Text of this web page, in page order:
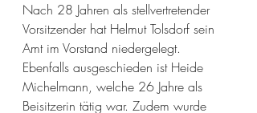
Nach 28 Jahren als stellvertretender
Vorsitzender hat Helmut Tolsdorf sein
Amt im Vorstand niedergelegt.
Ebenfalls ausgeschieden ist Heide
Michelmann, welche 26 Jahre als
Beisitzerin tätig war. Zudem wurde